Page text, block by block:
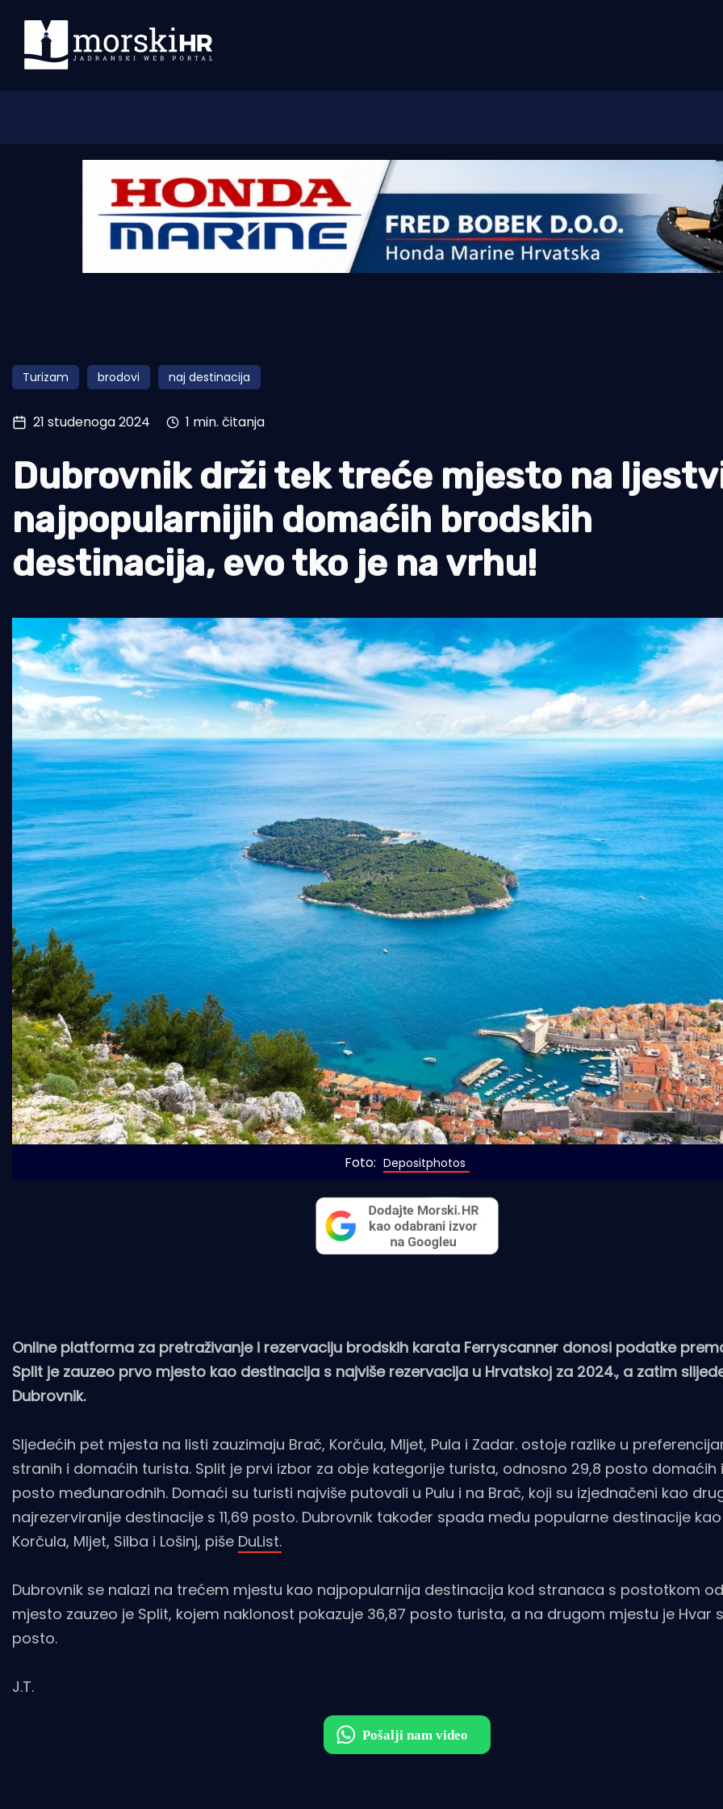
Morski plus
Pomorstvo
Ribolov
Tradicija i kultura
Turizam brodovi naj destinacija
21 studenoga 2024 1 min. čitanja
Dubrovnik drži tek treće mjesto na
najpopularnijih domaćih brodskih
destinacija, evo tko je na vrhu!
Foto: Depositphotos
Online platforma za pretraživanje i rezervaciju brodskih karata Ferryscanner donosi podatke
Split je zauzeo prvo mjesto kao destinacija s najviše rezervacija u Hrvatskoj za 2024., a zatim
Dubrovnik.
Sljedećih pet mjesta na listi zauzimaju Brač, Korčula, Mljet, Pula i Zadar. ostoje razlike u
stranih i domaćih turista. Split je prvi izbor za obje kategorije turista, odnosno 29,8 posto domaćih
posto međunarodnih. Domaći su turisti najviše putovali u Pulu i na Brač, koji su izjednačeni kao
najrezerviranije destinacije s 11,69 posto. Dubrovnik također spada među popularne destinacije kao
Korčula, Mljet, Silba i Lošinj, piše DuList.
Dubrovnik se nalazi na trećem mjestu kao najpopularnija destinacija kod stranaca s postotkom od
mjesto zauzeo je Split, kojem naklonost pokazuje 36,87 posto turista, a na drugom mjestu je Hvar
posto.
J.T.